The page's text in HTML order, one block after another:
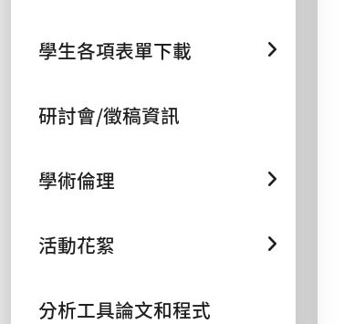
學生各項表單下載
研討會/徵稿資訊
學術倫理
活動花絮
分析工具論文和程式